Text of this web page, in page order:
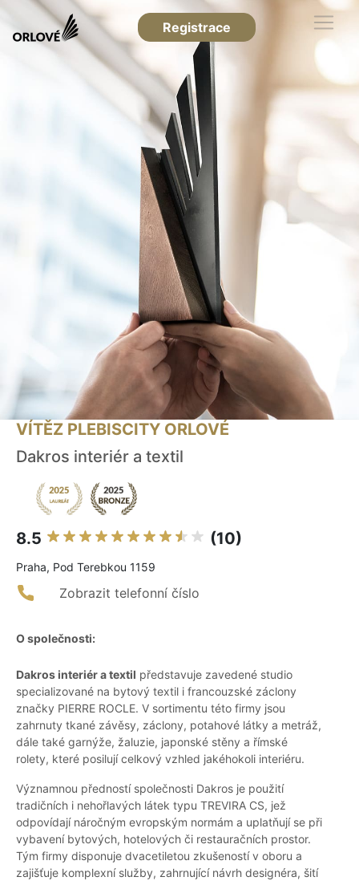
Registrace
VÍTĚZ PLEBISCITY ORLOVÉ
Dakros interiér a textil
8.5 (10)
Praha, Pod Terebkou 1159
Zobrazit telefonní číslo
O společnosti:
Dakros interiér a textil představuje zavedené studio
specializované na bytový textil i francouzské záclony
značky PIERRE ROCLE. V sortimentu této firmy jsou
zahrnuty tkané závěsy, záclony, potahové látky a metráž,
dále také garnýže, žaluzie, japonské stěny a římské
rolety, které posilují celkový vzhled jakéhokoli interiéru.
Významnou předností společnosti Dakros je použití
tradičních i nehořlavých látek typu TREVIRA CS, jež
odpovídají náročným evropským normám a uplatňují se při
vybavení bytových, hotelových či restauračních prostor.
Tým firmy disponuje dvacetiletou zkušeností v oboru a
zajišťuje komplexní služby, zahrnující návrh designéra, šití